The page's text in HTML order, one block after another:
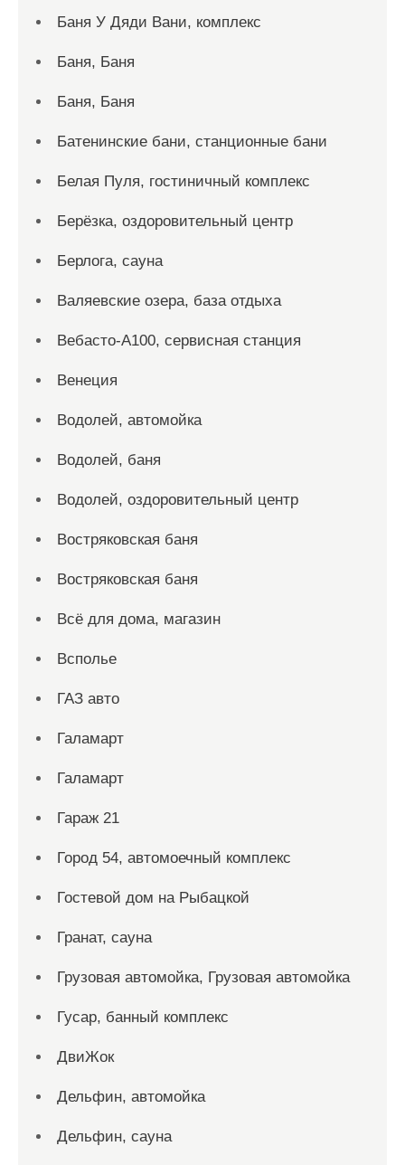
Баня У Дяди Вани, комплекс
Баня, Баня
Баня, Баня
Батенинские бани, станционные бани
Белая Пуля, гостиничный комплекс
Берёзка, оздоровительный центр
Берлога, сауна
Валяевские озера, база отдыха
Вебасто-А100, сервисная станция
Венеция
Водолей, автомойка
Водолей, баня
Водолей, оздоровительный центр
Востряковская баня
Востряковская баня
Всё для дома, магазин
Всполье
ГАЗ авто
Галамарт
Галамарт
Гараж 21
Город 54, автомоечный комплекс
Гостевой дом на Рыбацкой
Гранат, сауна
Грузовая автомойка, Грузовая автомойка
Гусар, банный комплекс
ДвиЖок
Дельфин, автомойка
Дельфин, сауна